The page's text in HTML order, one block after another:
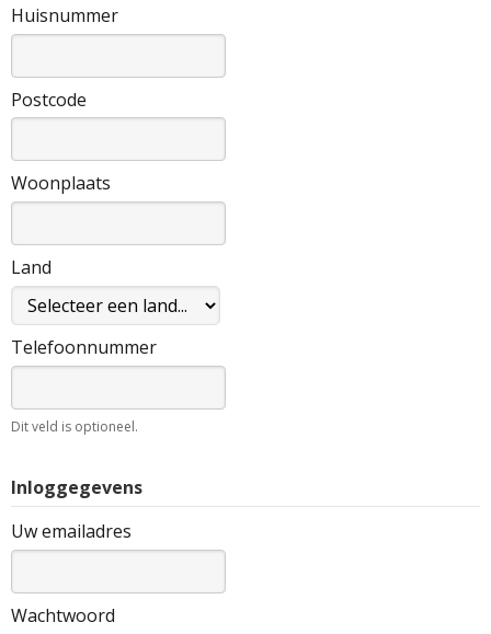
Huisnummer
Postcode
Woonplaats
Land
Telefoonnummer
Dit veld is optioneel.
Inloggegevens
Uw emailadres
Wachtwoord